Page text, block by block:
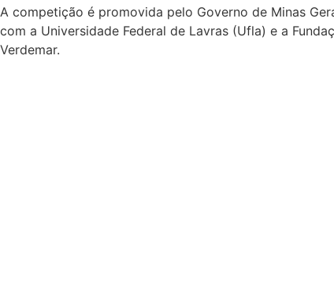
A competição é promovida pelo Governo de Minas
com a Universidade Federal de Lavras (Ufla) e a
Verdemar.